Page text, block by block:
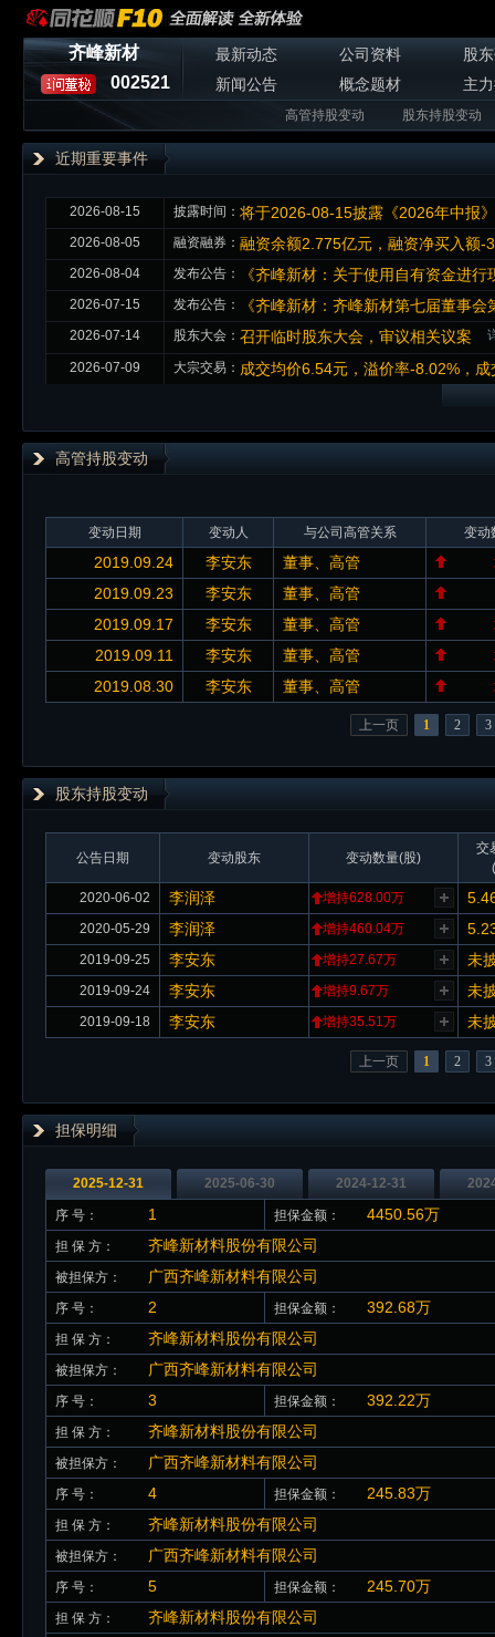
齐峰新材
002521
最新动态 公司资料
股
新闻公告
概念题材 主
高管持股变动 股东持股变动
近期重要事件
2026-08-15 披露时间： 将于2026-08-15披露《2026年中报》
2026-08-05 融资融券： 融资余额2.775亿元，融资净买入额-
2026-08-04 发布公告： 《齐峰新材：关于使用自有资金进
2026-07-15 发布公告： 《齐峰新材：齐峰新材第七届董事
2026-07-14 股东大会： 召开临时股东大会，审议相关议案
2026-07-09 大宗交易： 成交均价6.54元，溢价率-8.02%，
高管持股变动
变动日期 变动人 与公司高管关系 变动
2019.09.24 李安东 董事、高管
2019.09.23
李安东
董事、高管
2019.09.17
李安东 董事、高管
2019.09.11
李安东 董事、高管
2019.08.30
李安东 董事、高管
上一页 1 2 3
股东持股变动
公告日期 变动股东 变动数量(股)
交
2020-06-02
李润泽 增持628.00万
2020-05-29 李润泽 增持460.04万
2019-09-25 李安东 增持27.67万 未
2019-09-24 李安东 增持9.67万 未
2019-09-18 李安东 增持35.51万 未
上一页 1 2 3
担保明细
2025-12-31 2025-06-30 2024-12-31
序 号： 1 担保金额： 4450.56万
担 保 方： 齐峰新材料股份有限公司
被担保方： 广西齐峰新材料有限公司
序 号： 2 担保金额： 392.68万
担 保 方： 齐峰新材料股份有限公司
被担保方： 广西齐峰新材料有限公司
序 号： 3 担保金额： 392.22万
担 保 方： 齐峰新材料股份有限公司
被担保方： 广西齐峰新材料有限公司
序 号： 4 担保金额： 245.83万
担 保 方： 齐峰新材料股份有限公司
被担保方： 广西齐峰新材料有限公司
序 号： 5 担保金额： 245.70万
担 保 方： 齐峰新材料股份有限公司